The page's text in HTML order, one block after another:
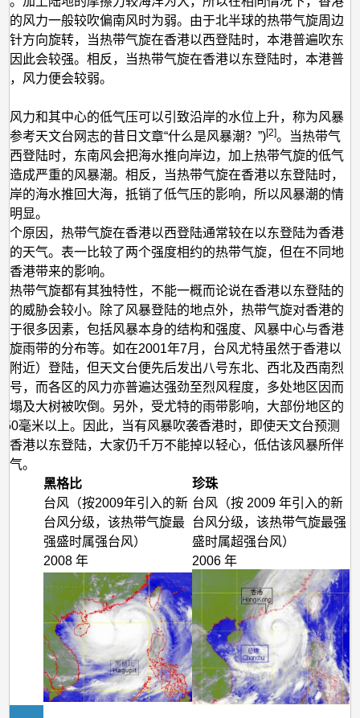
的风力一般较吹偏南风时为弱。由于北半球的热带气旋周边
针方向旋转，当热带气旋在香港以西登陆时，本港普遍吹东
因此会较强。相反，当热带气旋在香港以东登陆时，本港普
，风力便会较弱。
风力和其中心的低气压可以引致沿岸的水位上升，称为风暴
参考天文台网志的昔日文章“什么是风暴潮？”)[2]。当热带气
西登陆时，东南风会把海水推向岸边，加上热带气旋的低气
造成严重的风暴潮。相反，当热带气旋在香港以东登陆时，
岸的海水推回大海，抵销了低气压的影响，所以风暴潮的情
明显。
个原因，热带气旋在香港以西登陆通常较在以东登陆为香港
的天气。表一比较了两个强度相约的热带气旋，但在不同地
香港带来的影响。
热带气旋都有其独特性，不能一概而论说在香港以东登陆的
的威胁会较小。除了风暴登陆的地点外，热带气旋对香港的
于很多因素，包括风暴本身的结构和强度、风暴中心与香港
旋雨带的分布等。如在2001年7月，台风尤特虽然于香港以
附近）登陆，但天文台便先后发出八号东北、西北及西南烈
号，而各区的风力亦普遍达强劲至烈风程度，多处地区因而
塌及大树被吹倒。另外，受尤特的雨带影响，大部份地区的
毫米以上。因此，当有风暴吹袭香港时，即使天文台预测
香港以东登陆，大家仍千万不能掉以轻心，低估该风暴所伴
气。
黑格比
珍珠
台风（按2009年引入的新
台风分级，该热带气旋最
强盛时属强台风）
台风（按 2009 年引入的新
台风分级，该热带气旋最强
盛时属超强台风）
2008 年
2006 年